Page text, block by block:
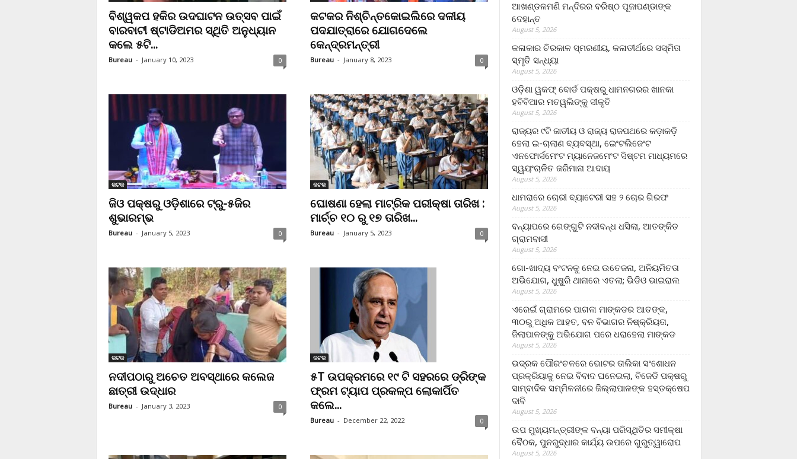
ବିଶ୍ୱକପ ହକିର ଉଦଘାଟନ ଉତ୍ସବ ପାଇଁ
ବାରବାଟୀ ଷ୍ଟାଡିଅମର ସ୍ଥିତି ଅନୁଧ୍ୟାନ
କଲେ ୫ଟି...
Bureau - January 10, 2023 0
କଟକର ନିଶ୍ଚିନ୍ତକୋଇଲିରେ ଦଳୀୟ
ପଦଯାତ୍ରାରେ ଯୋଗଦେଲେ
କେନ୍ଦ୍ରମନ୍ତ୍ରୀ
Bureau - January 8, 2023 0
କଟକ
ଜିଓ ପକ୍ଷରୁ ଓଡ଼ିଶାରେ ଟ୍ରୁ-୫ଜିର
ଶୁଭାରମ୍ଭ
Bureau - January 5, 2023 0
କଟକ
ଘୋଷଣା ହେଲା ମାଟ୍ରିକ ପରୀକ୍ଷା ତାରିଖ :
ମାର୍ଚ୍ଚ ୧୦ ରୁ ୧୭ ତାରିଖ...
Bureau - January 5, 2023 0
କଟକ
ନଦୀପଠାରୁ ଅଚେତ ଅବସ୍ଥାରେ କଲେଜ
ଛାତ୍ରୀ ଉଦ୍ଧାର
Bureau - January 3, 2023 0
କଟକ
୫T ଉପକ୍ରମରେ ୧୯ ଟି ସହରରେ ଡ୍ରିଙ୍କ
ଫ୍ରମ ଟ୍ୟାପ ପ୍ରକଳ୍ପ ଲୋକାର୍ପିତ
କଲେ...
Bureau - December 22, 2022 0
ଆଖଣ୍ଡଳମଣି ମନ୍ଦିରର ବରିଷ୍ଠ ପୂଜାପଣ୍ଡାଙ୍କ
ଦେହାନ୍ତ
August 5, 2026
କଳାକାର ଚିରକାଳ ସ୍ମରଣୀୟ, କଳାତୀର୍ଥରେ ସସ୍ମିତା
ସ୍ମୃତି ସନ୍ଧ୍ୟା
August 5, 2026
ଓଡ଼ିଶା ୱକଫ୍ ବୋର୍ଡ ପକ୍ଷରୁ ଧାମନଗରର ଖାନକା
ହବିବିଆର ମତୱଲିଙ୍କୁ ସୀକୃତି
August 5, 2026
ରାଜ୍ୟର ୯ଟି ଜାତୀୟ ଓ ରାଜ୍ୟ ରାଜପଥରେ କଡ଼ାକଡ଼ି
ହେଲା ଇ-ଚାଲାଣ ବ୍ୟବସ୍ଥା, ଇେଂଟଲିଜେଂଟ
ଏନଫୋର୍ସମେଂଟ ମ୍ୟାନେଜମେଂଟ ସିଷ୍ଟମ ମାଧ୍ୟମରେ
ସ୍ୱୟଂଚାଳିତ ଜରିମାନା ଆଦାୟ
August 5, 2026
ଧାମରାରେ ଚୋରୀ ବ୍ୟାଟେରୀ ସହ ୨ ଚୋର ଗିରଫ
August 5, 2026
ବନ୍ୟାପରେ ଗେଙ୍ଗୁଟି ନଦୀବନ୍ଧ ଧସିଲା, ଆତଙ୍କିତ
ଗ୍ରାମବାସୀ
August 5, 2026
ଗୋ-ଖାଦ୍ୟ ବଂଟନକୁ ନେଇ ଉତେଜନା, ଅନିୟମିତତା
ଅଭିଯୋଗ, ଧୁଷୁରି ଥାନାରେ ଏତଲା; ଭିଡିଓ ଭାଇରାଲ
August 5, 2026
ଏରେଇଁ ଗ୍ରାମରେ ପାଗଳା ମାଙ୍କଡର ଆତଙ୍କ,
୩୦ରୁ ଅଧିକ ଆହତ, ବନ ବିଭାଗର ନିଷ୍କ୍ରିୟତା,
ଜିଲାପାଳଙ୍କୁ ଅଭିଯୋଗ ପରେ ଧରାହେଲା ମାଙ୍କଡ
August 5, 2026
ଭଦ୍ରକ ପୌରଂଚଳରେ ଭୋଟର ତାଲିକା ସଂଶୋଧନ
ପ୍ରକ୍ରିୟାକୁ ନେଇ ବିବାଦ ଘନେଇଲା, ବିଜେଡି ପକ୍ଷରୁ
ସାମ୍ବାଦିକ ସମ୍ମିଳନୀରେ ଜିଲ୍ଲାପାଳଙ୍କ ହସ୍ତକ୍ଷେପ
ଦାବି
August 5, 2026
ଉପ ମୁଖ୍ୟମନ୍ତ୍ରୀଙ୍କ ବନ୍ୟା ପରିସ୍ଥିତିର ସମୀକ୍ଷା
ବୈଠକ, ପୁନରୁଦ୍ଧାର କାର୍ଯ୍ୟ ଉପରେ ଗୁରୁତ୍ୱାରୋପ
August 5, 2026